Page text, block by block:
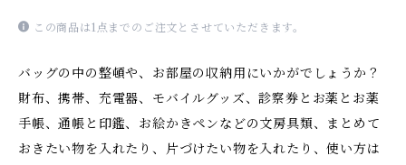
この商品は1点までのご注文とさせていただきます。
バッグの中の整頓や、お部屋の収納用にいかがでしょうか？
財布、携帯、充電器、モバイルグッズ、診察券とお薬とお薬
手帳、通帳と印鑑、お絵かきペンなどの文房具類、まとめて
おきたい物を入れたり、片づけたい物を入れたり、使い方は